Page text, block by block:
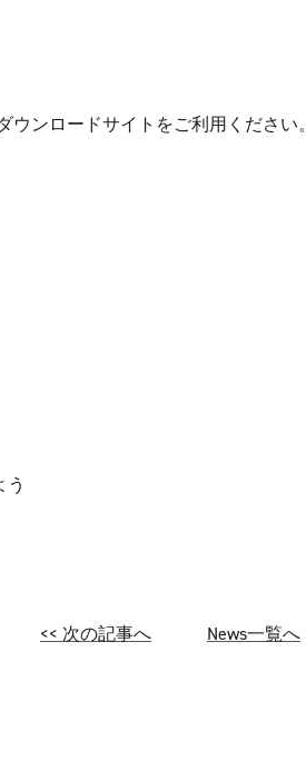
ンロードサイトをご利用ください。
う
<< 次の記事へ News一覧へ